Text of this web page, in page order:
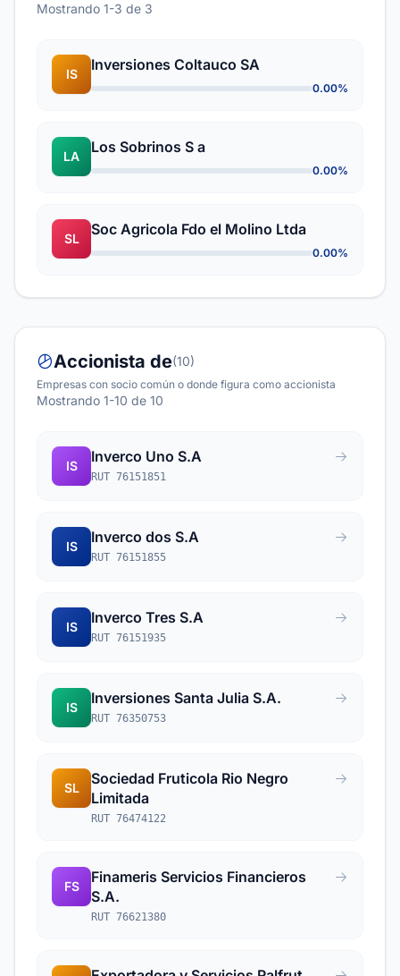
Mostrando 1-3 de 3
IS
Inversiones Coltauco SA
0.00%
LA
Los Sobrinos S a
0.00%
SL
Soc Agricola Fdo el Molino Ltda
0.00%
Accionista de(10)
Empresas con socio común o donde figura como accionista
Mostrando 1-10 de 10
IS
Inverco Uno S.A
RUT 76151851
IS
Inverco dos S.A
RUT 76151855
IS
Inverco Tres S.A
RUT 76151935
IS
Inversiones Santa Julia S.A.
RUT 76350753
SL
Sociedad Fruticola Rio Negro
Limitada
RUT 76474122
FS
Finameris Servicios Financieros
S.A.
RUT 76621380